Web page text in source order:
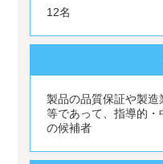
12名
製品の品質保証や製
等であって、指導的
の候補者